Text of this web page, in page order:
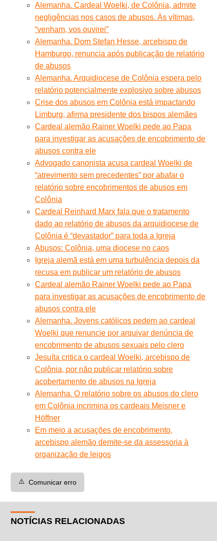
Alemanha. Cardeal Woelki, de Colônia, admite
negligências nos casos de abusos. Às vítimas,
“venham, vos ouvirei”
Alemanha. Dom Stefan Hesse, arcebispo de
Hamburgo, renuncia após publicação de relatório
de abusos
Alemanha. Arquidiocese de Colônia espera pelo
relatório potencialmente explosivo sobre abusos
Crise dos abusos em Colônia está impactando
Limburg, afirma presidente dos bispos alemães
Cardeal alemão Rainer Woelki pede ao Papa
para investigar as acusações de encobrimento de
abusos contra ele
Advogado canonista acusa cardeal Woelki de
“atrevimento sem precedentes” por abafar o
relatório sobre encobrimentos de abusos em
Colônia
Cardeal Reinhard Marx fala que o tratamento
dado ao relatório de abusos da arquidiocese de
Colônia é “devastador” para toda a Igreja
Abusos: Colônia, uma diocese no caos
Igreja alemã está em uma turbulência depois da
recusa em publicar um relatório de abusos
Cardeal alemão Rainer Woelki pede ao Papa
para investigar as acusações de encobrimento de
abusos contra ele
Alemanha. Jovens católicos pedem ao cardeal
Woelki que renuncie por arquivar denúncia de
encobrimento de abusos sexuais pelo clero
Jesuíta critica o cardeal Woelki, arcebispo de
Colônia, por não publicar relatório sobre
acobertamento de abusos na Igreja
Alemanha. O relatório sobre os abusos do clero
em Colônia incrimina os cardeais Meisner e
Höffner
Em meio a acusações de encobrimento,
arcebispo alemão demite-se da assessoria à
organização de leigos
⚠️ Comunicar erro
NOTÍCIAS RELACIONADAS